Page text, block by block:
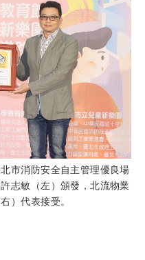
市消防安全自主管理優良場
志敏（左）頒發，北流物業
）代表接受。